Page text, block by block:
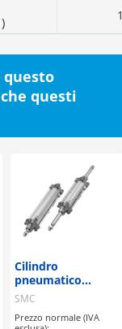
questi
Cilindro
pneumatico
conforme alla
norma ISO
(15552), tipo
SMC
Prezzo normale (IVA